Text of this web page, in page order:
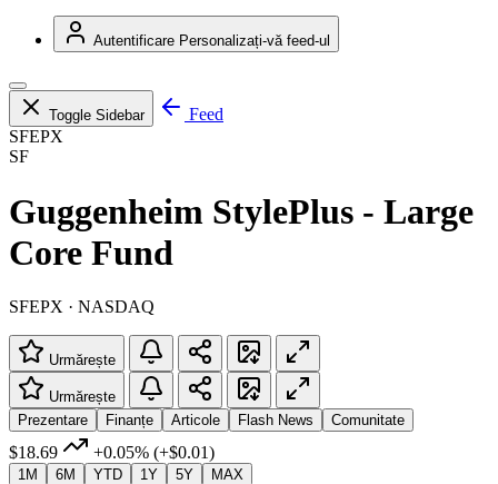
Autentificare Personalizați-vă feed-ul
Toggle Sidebar
Feed
SFEPX
SF
Guggenheim StylePlus - Large
Core Fund
SFEPX · NASDAQ
Urmărește
Urmărește
Prezentare
Finanțe Articole Flash News Comunitate
$18.69 +0.05% (+$0.01)
1M 6M YTD 1Y 5Y MAX